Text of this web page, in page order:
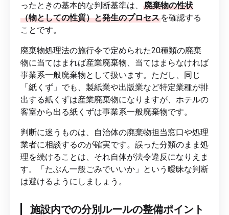
ったときの基本的な判断基準は、
廃棄物の性状
（物としての性質）と発生のプロセス を確認する
ことです。
廃棄物処理法の施行令で定められた20種類の廃棄
物に当てはまれば産業廃棄物、当てはまらなければ
事業系一般廃棄物として扱います。ただし、同じ
「紙くず」でも、製紙業や出版業など特定業種が排
出する紙くずは産業廃棄物になりますが、ホテルの
客室から出る紙くずは事業系一般廃棄物です。
判断に迷うものは、自治体の廃棄物担当窓口や処理
業者に相談するのが確実です。誤った分類のまま処
理を続けることは、それ自体が法令違反になりえま
す。「たぶん一般ごみでいいか」という曖昧な判断
は避けるようにしましょう。
施設内での分別ルールの整備ポイント